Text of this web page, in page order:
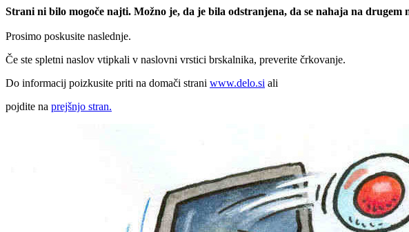
Strani ni bilo mogoče najti. Možno je, da je bila odstranjena, da se nahaja na drugem
Prosimo poskusite naslednje.
Če ste spletni naslov vtipkali v naslovni vrstici brskalnika, preverite črkovanje.
Do informacij poizkusite priti na domači strani www.delo.si ali
pojdite na prejšnjo stran.